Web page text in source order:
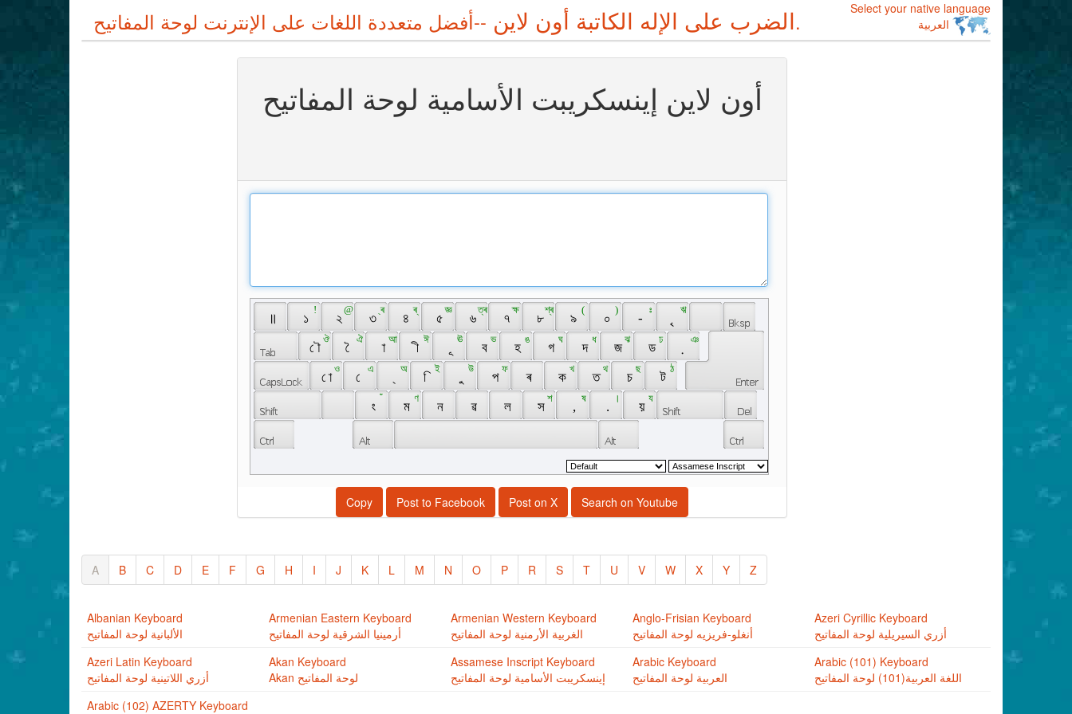
الضرب على الإله الكاتبة أون لاين--أفضل متعددة اللغات على الإنترنت لوحة المفاتيح.
Select your native language
أون لاين إينسكريبت اﻷسامية لوحة المفاتيح
॥ ১
!
২
@
৩
্ৰ
৪
ৰ্
৫
জ্ঞ
৬
ত্ৰ
৭
ক্ষ
৮
শ্ৰ
৯
(
০
)
-
ঃ
ৃ
ঋ
ৌ
ঔ
ৈ
ঐ
া
আ
ী
ঈ
ূ
ঊ
ব
ভ
হ
ঙ
গ
ঘ
দ
ধ
জ
ঝ
ড
ঢ ঞ
ো
ও
ে
এ অ
ি
ই
ু
উ
প
ফ
ৰ ক
খ
ত
থ
চ
ছ
ট
ঠ
ং
ঁ
ম
ণ
ন ৱ ল স
শ
,
ষ
.
।
য়
য
Copy Post to Facebook Post on X Search on Youtube
A B C D E F G H I J K L M N O P R S T U V W X Y Z
Albanian Keyboard
الألبانية لوحة المفاتيح
Armenian Eastern Keyboard
أرمينيا الشرقية لوحة المفاتيح
Armenian Western Keyboard
الغربية اﻷرمنية لوحة المفاتيح
Anglo-Frisian Keyboard
أنغلو-فريزيه لوحة المفاتيح
Azeri Cyrillic Keyboard
أزري السيريلية لوحة المفاتيح
Azeri Latin Keyboard
أزري اللاتينية لوحة المفاتيح
Akan Keyboard
Akan لوحة المفاتيح
Assamese Inscript Keyboard
إينسكريبت اﻷسامية لوحة المفاتيح
Arabic Keyboard
العربية لوحة المفاتيح
Arabic (101) Keyboard
اللغة العربية(101) لوحة المفاتيح
Arabic (102) AZERTY Keyboard